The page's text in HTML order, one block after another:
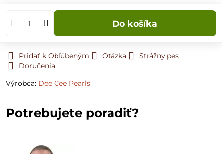
Do košíka
Pridať k Obľúbeným Otázka
Strážny pes
Doručenia
Výrobca: Dee Cee Pearls
Potrebujete poradiť?